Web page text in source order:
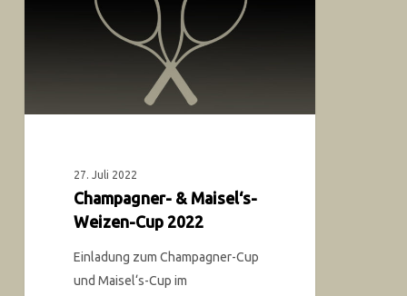
27. Juli 2022
Champagner- & Maisel‘s-
Weizen-Cup 2022
Einladung zum Champagner-Cup
und Maisel‘s-Cup im